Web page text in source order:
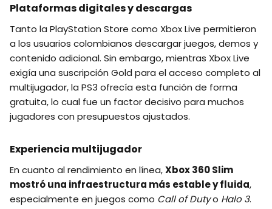
Plataformas digitales y descargas
Tanto la PlayStation Store como Xbox Live permitieron
a los usuarios colombianos descargar juegos, demos y
contenido adicional. Sin embargo, mientras Xbox Live
exigía una suscripción Gold para el acceso completo al
multijugador, la PS3 ofrecía esta función de forma
gratuita, lo cual fue un factor decisivo para muchos
jugadores con presupuestos ajustados.
Experiencia multijugador
En cuanto al rendimiento en línea,Xbox 360 Slim
mostró una infraestructura más estable y fluida,
especialmente en juegos como Call of Dutyo Halo 3.